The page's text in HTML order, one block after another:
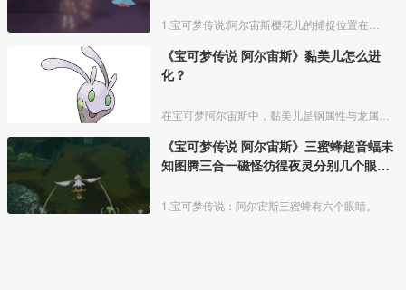
《宝可梦传说 阿尔宙斯》黏美儿怎么进
化？
《宝可梦传说 阿尔宙斯》三蜜蜂超音蝠未
知图腾三合一磁怪彷徨夜灵分别几个眼
1.宝可梦传说：阿尔宙斯三蜜蜂有六个眼睛。